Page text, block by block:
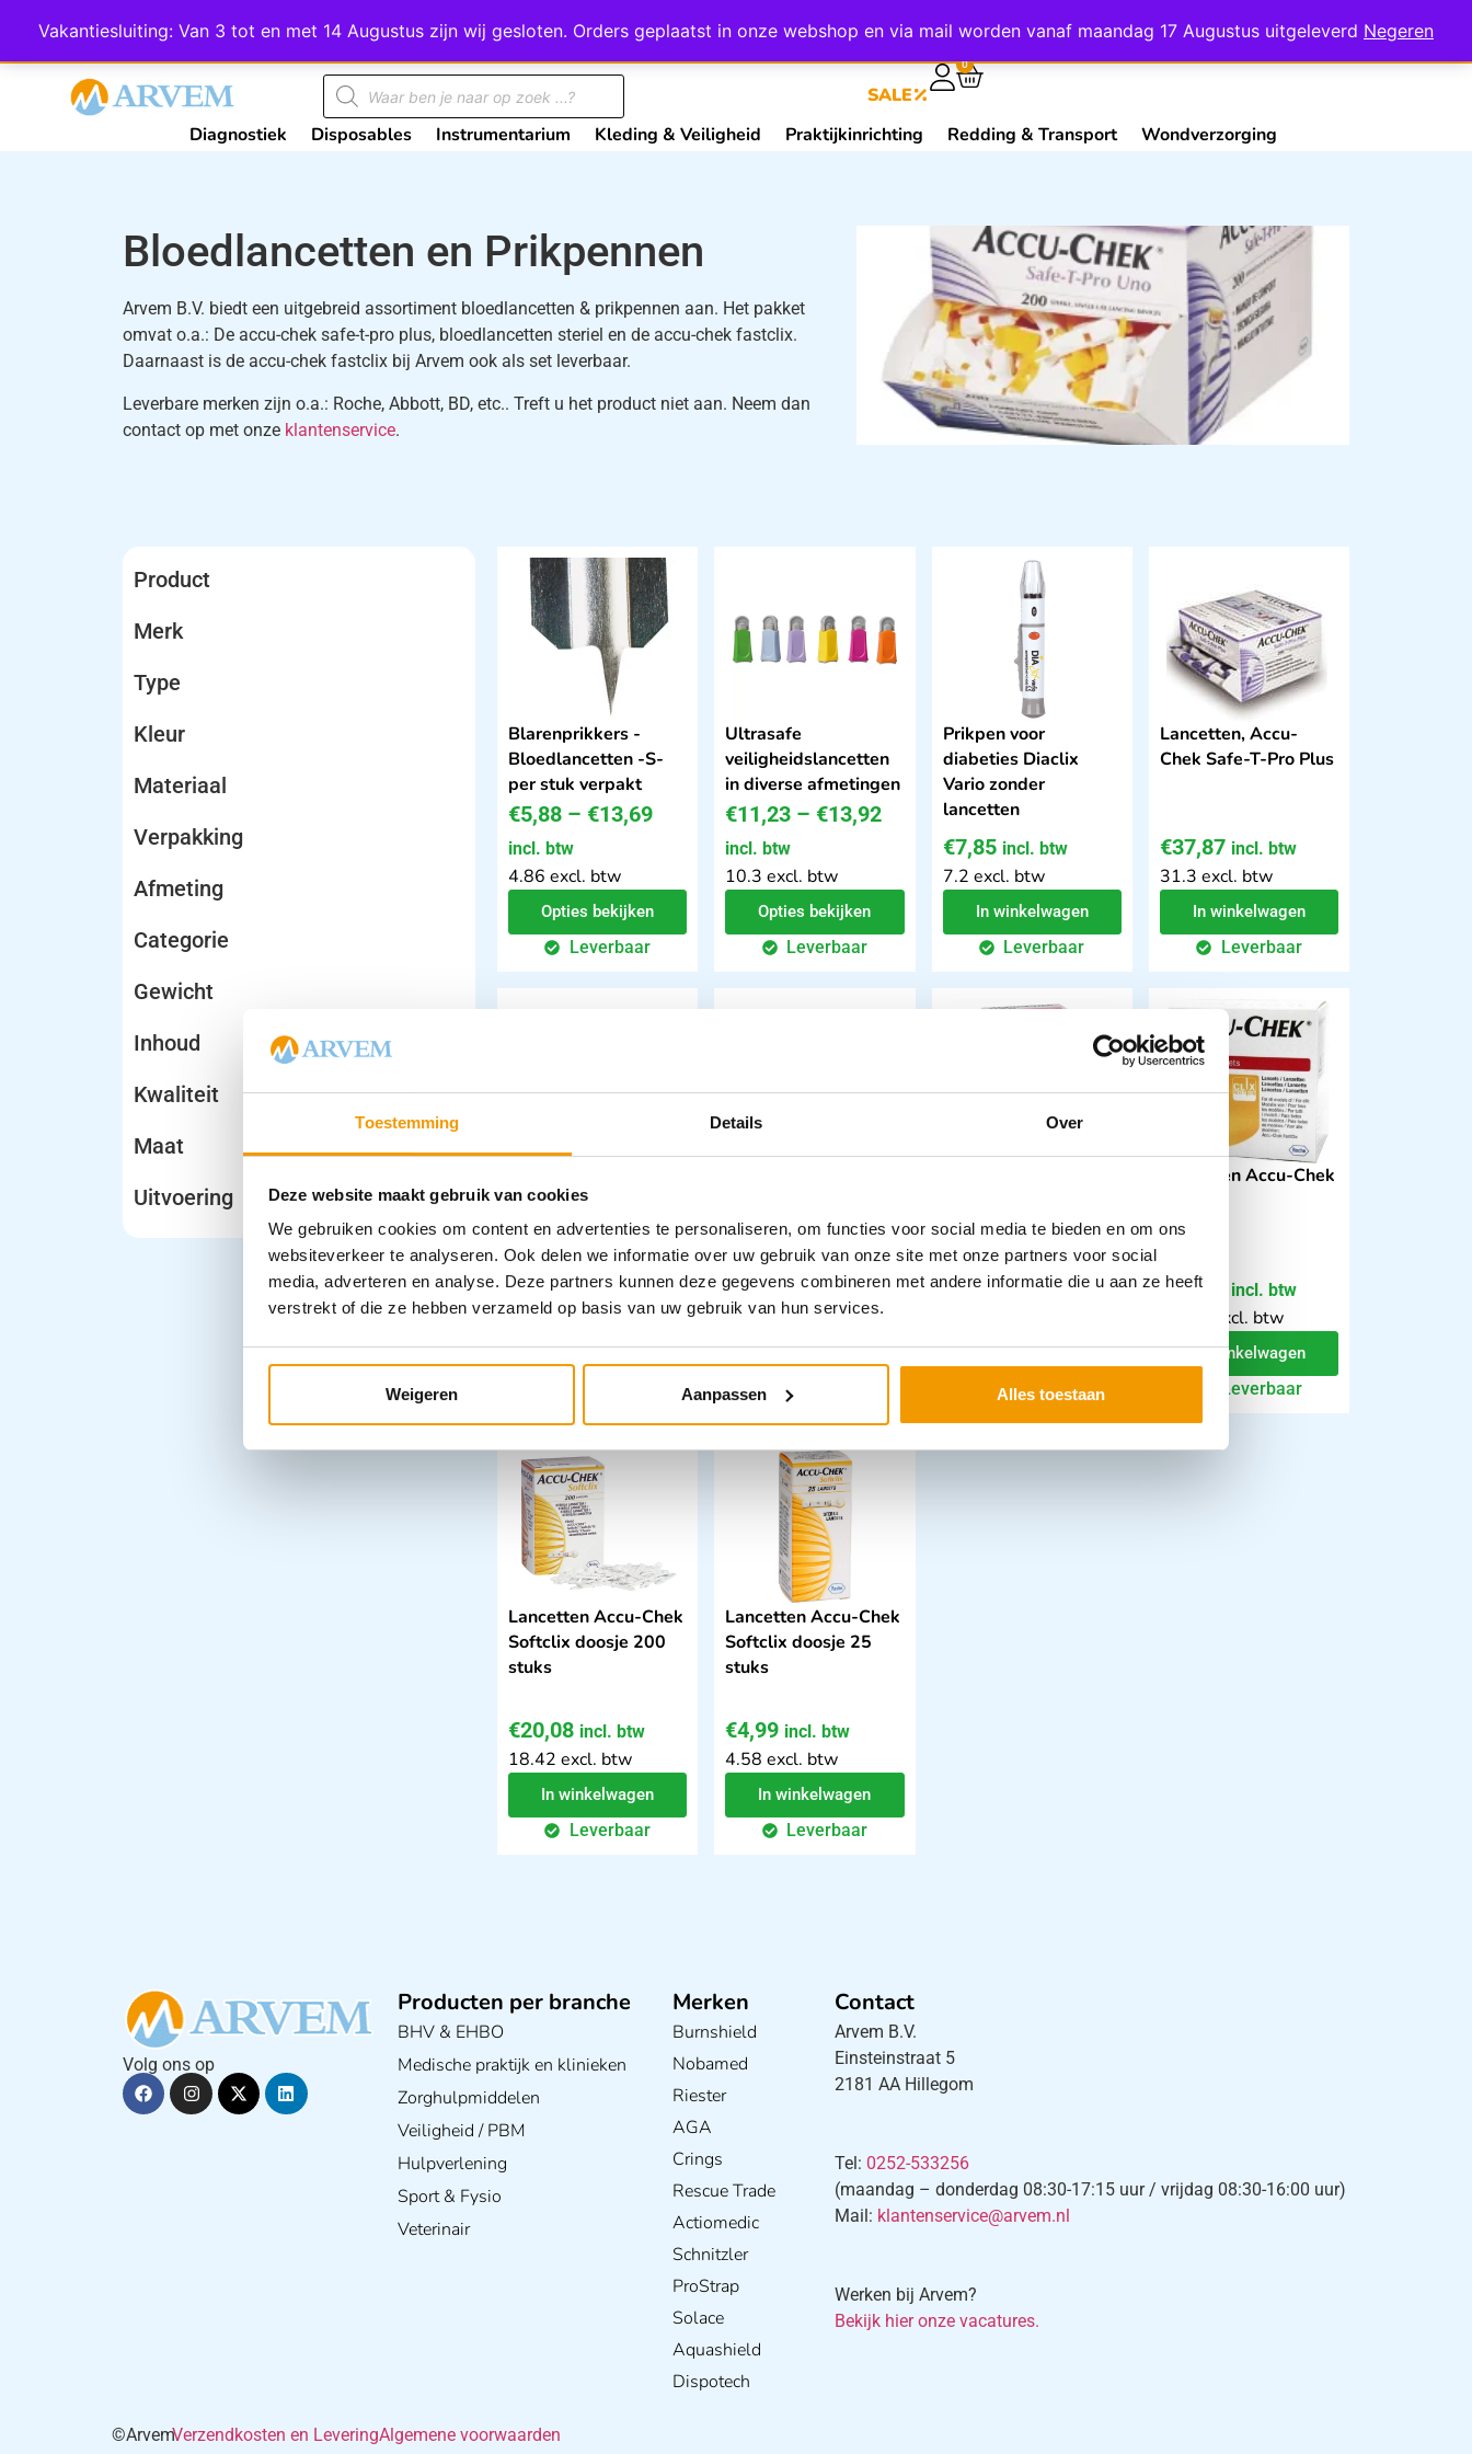
Toestemming Details Over
Deze website maakt gebruik van cookies
We gebruiken cookies om content en advertenties te personaliseren, om functies voor social media te bieden en om ons
websiteverkeer te analyseren. Ook delen we informatie over uw gebruik van onze site met onze partners voor social
media, adverteren en analyse. Deze partners kunnen deze gegevens combineren met andere informatie die u aan ze heeft
verstrekt of die ze hebben verzameld op basis van uw gebruik van hun services.
Weigeren Aanpassen Alles toestaan
Vakantiesluiting: Van 3 tot en met 14 Augustus zijn wij gesloten. Orders geplaatst in onze webshop en via mail worden vanaf maandag 17 Augustus uitgeleverd Negeren
Wij scoren een 4,8 op Google Mijn Account Contact
SALE
0
Diagnostiek Disposables Instrumentarium Kleding & Veiligheid Praktijkinrichting Redding & Transport Wondverzorging
Bloedlancetten en Prikpennen
Arvem B.V. biedt een uitgebreid assortiment bloedlancetten & prikpennen aan. Het pakket
omvat o.a.: De accu-chek safe-t-pro plus, bloedlancetten steriel en de accu-chek fastclix.
Daarnaast is de accu-chek fastclix bij Arvem ook als set leverbaar.
Leverbare merken zijn o.a.: Roche, Abbott, BD, etc.. Treft u het product niet aan. Neem dan
contact op met onze klantenservice.
Product
Merk
Type
Kleur
Materiaal
Verpakking
Afmeting
Categorie
Gewicht
Inhoud
Kwaliteit
Maat
Uitvoering
Blarenprikkers -
Bloedlancetten -S-
per stuk verpakt
€5,88 – €13,69
incl. btw
4.86 excl. btw
Opties bekijken
Leverbaar
Ultrasafe
veiligheidslancetten
in diverse afmetingen
€11,23 – €13,92
incl. btw
10.3 excl. btw
Opties bekijken
Leverbaar
Prikpen voor
diabeties Diaclix
Vario zonder
lancetten
€7,85 incl. btw
7.2 excl. btw
In winkelwagen
Leverbaar
Lancetten, Accu-
Chek Safe-T-Pro Plus
€37,87 incl. btw
31.3 excl. btw
In winkelwagen
Leverbaar
verpakt in doosje 200
stuks
€15,21 incl. btw
13.95 excl. btw
In winkelwagen
12 lancetten
€26,05 incl. btw
23.9 excl. btw
In winkelwagen
Leverbaar
€5,77 incl. btw
In winkelwagen
Leverbaar
Lancetten Accu-Chek
€18,62 incl. btw
17.08 excl. btw
In winkelwagen
Leverbaar
Lancetten Accu-Chek
Softclix doosje 200
stuks
€20,08 incl. btw
18.42 excl. btw
In winkelwagen
Leverbaar
Lancetten Accu-Chek
Softclix doosje 25
stuks
€4,99 incl. btw
4.58 excl. btw
In winkelwagen
Leverbaar
Volg ons op
Producten per branche
BHV & EHBO
Medische praktijk en klinieken
Zorghulpmiddelen
Veiligheid / PBM
Hulpverlening
Sport & Fysio
Veterinair
Merken
Burnshield
Nobamed
Riester
AGA
Crings
Rescue Trade
Actiomedic
Schnitzler
ProStrap
Solace
Aquashield
Dispotech
Contact
Arvem B.V.
Einsteinstraat 5
2181 AA Hillegom
Tel: 0252-533256
(maandag – donderdag 08:30-17:15 uur / vrijdag 08:30-16:00 uur)
Mail: klantenservice@arvem.nl
Werken bij Arvem?
Bekijk hier onze vacatures.
©ArvemVerzendkosten en LeveringAlgemene voorwaarden